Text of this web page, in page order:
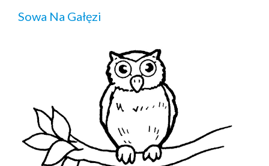
Sowa Na Gałęzi